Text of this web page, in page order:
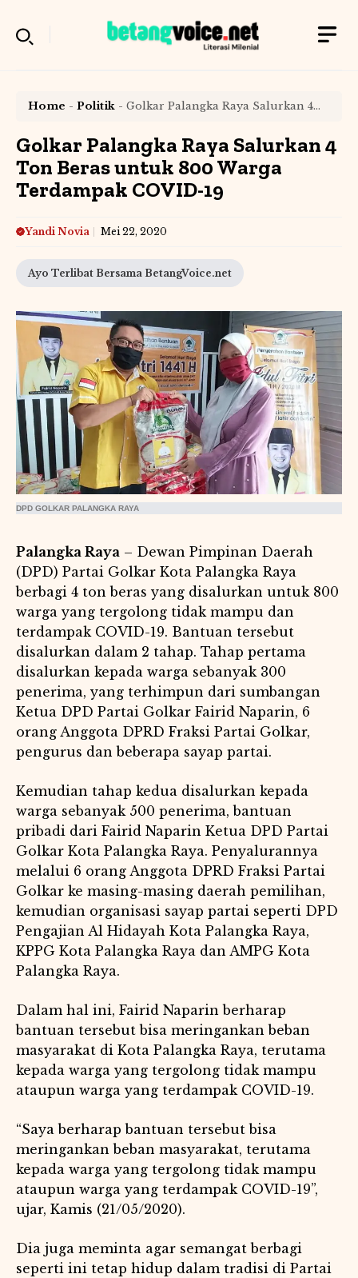
Home - Politik - Golkar Palangka Raya Salurkan 4
Golkar Palangka Raya Salurkan 4
Ton Beras untuk 800 Warga
Terdampak COVID-19
Yandi Novia Mei 22, 2020
Ayo Terlibat Bersama BetangVoice.net
DPD GOLKAR PALANGKA RAYA
Palangka Raya – Dewan Pimpinan Daerah
(DPD) Partai Golkar Kota Palangka Raya
berbagi 4 ton beras yang disalurkan untuk 800
warga yang tergolong tidak mampu dan
terdampak COVID-19. Bantuan tersebut
disalurkan dalam 2 tahap. Tahap pertama
disalurkan kepada warga sebanyak 300
penerima, yang terhimpun dari sumbangan
Ketua DPD Partai Golkar Fairid Naparin, 6
orang Anggota DPRD Fraksi Partai Golkar,
pengurus dan beberapa sayap partai.
Kemudian tahap kedua disalurkan kepada
warga sebanyak 500 penerima, bantuan
pribadi dari Fairid Naparin Ketua DPD Partai
Golkar Kota Palangka Raya. Penyalurannya
melalui 6 orang Anggota DPRD Fraksi Partai
Golkar ke masing-masing daerah pemilihan,
kemudian organisasi sayap partai seperti DPD
Pengajian Al Hidayah Kota Palangka Raya,
KPPG Kota Palangka Raya dan AMPG Kota
Palangka Raya.
Dalam hal ini, Fairid Naparin berharap
bantuan tersebut bisa meringankan beban
masyarakat di Kota Palangka Raya, terutama
kepada warga yang tergolong tidak mampu
ataupun warga yang terdampak COVID-19.
“Saya berharap bantuan tersebut bisa
meringankan beban masyarakat, terutama
kepada warga yang tergolong tidak mampu
ataupun warga yang terdampak COVID-19”,
ujar, Kamis (21/05/2020).
Dia juga meminta agar semangat berbagi
seperti ini tetap hidup dalam tradisi di Partai